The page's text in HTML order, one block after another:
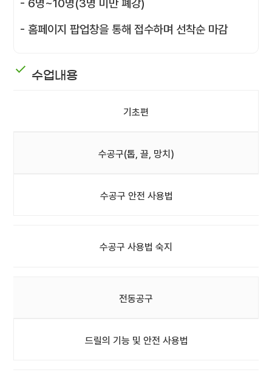
- 6명~10명(3명 미만 폐강)
- 홈페이지 팝업창을 통해 접수하며 선착순 마감
수업내용
기초편
수공구(톱, 끌, 망치)
수공구 안전 사용법
수공구 사용법 숙지
전동공구
드릴의 기능 및 안전 사용법